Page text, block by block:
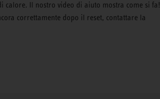
calore. Il nostro video di aiuto mostra come si fa!
correttamente dopo il reset, contattare la